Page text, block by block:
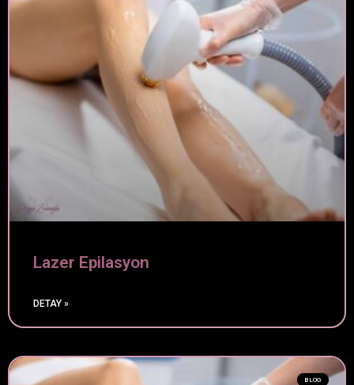
Lazer Epilasyon
DETAY »
BLOG